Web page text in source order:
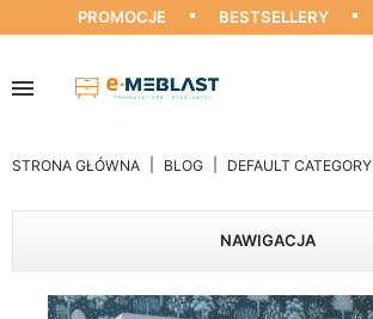
PROMOCJE BESTSELLERY
STRONA GŁÓWNA BLOG DEFAULT CATEGORY
NAWIGACJA